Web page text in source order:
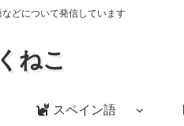
どについて発信しています
ねこ
スペイン語